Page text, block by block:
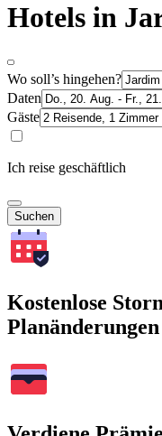
Hotels in
Wo soll’s hingehen?
Daten
Gäste
Ich reise geschäftlich
Suchen
Kostenlose
Planänderungen